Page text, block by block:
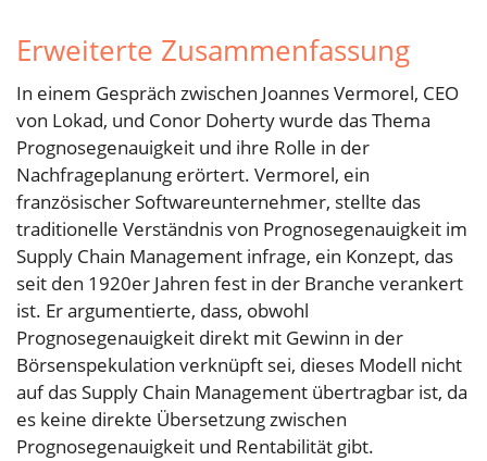
Erweiterte Zusammenfassung
In einem Gespräch zwischen Joannes Vermorel, CEO
von Lokad, und Conor Doherty wurde das Thema
Prognosegenauigkeit und ihre Rolle in der
Nachfrageplanung erörtert. Vermorel, ein
französischer Softwareunternehmer, stellte das
traditionelle Verständnis von Prognosegenauigkeit im
Supply Chain Management infrage, ein Konzept, das
seit den 1920er Jahren fest in der Branche verankert
ist. Er argumentierte, dass, obwohl
Prognosegenauigkeit direkt mit Gewinn in der
Börsenspekulation verknüpft sei, dieses Modell nicht
auf das Supply Chain Management übertragbar ist, da
es keine direkte Übersetzung zwischen
Prognosegenauigkeit und Rentabilität gibt.